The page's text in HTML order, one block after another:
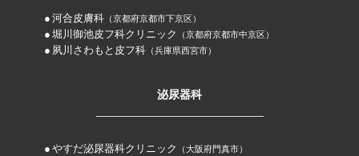
河合皮膚科 （京都府京都市下京区）
堀川御池皮フ科クリニック （京都府京都市中京区）
夙川さわもと皮フ科 （兵庫県西宮市）
泌尿器科
やすだ泌尿器科クリニック （大阪府門真市）